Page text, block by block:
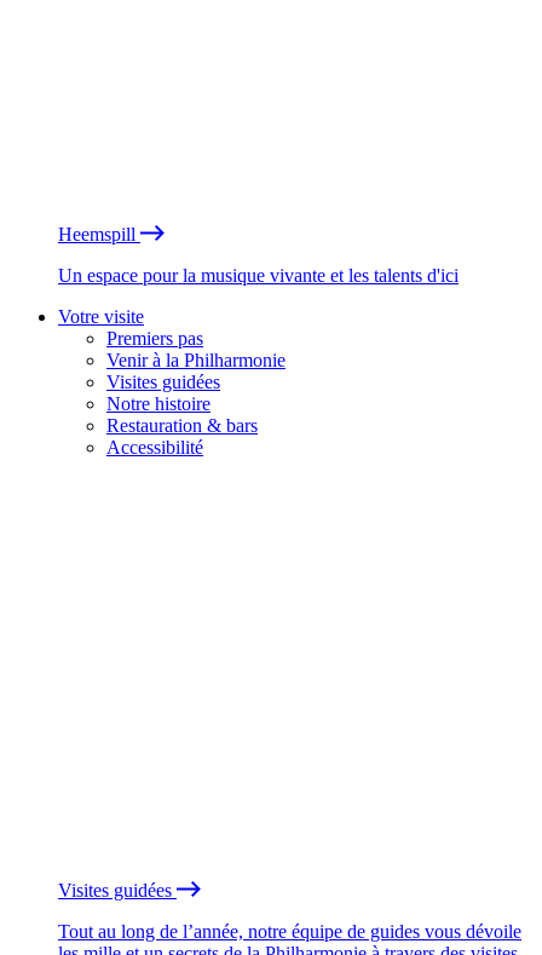
Heemspill
Un espace pour la musique vivante et les talents d'ici
Votre visite
Premiers pas
Venir à la Philharmonie
Visites guidées
Notre histoire
Restauration & bars
Accessibilité
Visites guidées
Tout au long de l’année, notre équipe de guides vous dévoile